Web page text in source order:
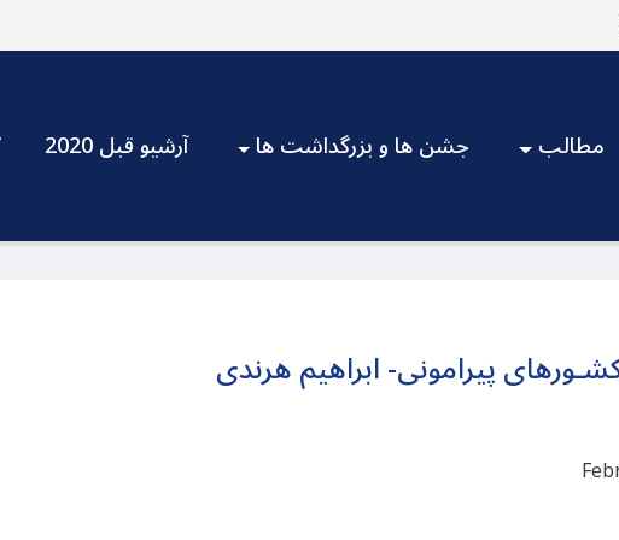
آرشیو قبل 2020 جشن ها و بزرگداشت ها مطالب
پیرامونی- ابراهیم هرندی